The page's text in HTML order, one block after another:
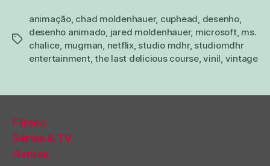
tags
animação, chad moldenhauer, cuphead, desenho,
desenho animado, jared moldenhauer, microsoft, ms.
chalice, mugman, netflix, studio mdhr, studiomdhr
entertainment,the last delicious course,vinil, vintage
Filmes
Séries & TV
Games